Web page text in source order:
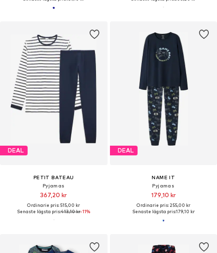
DEAL
PETIT BATEAU
Pyjamas
367,20 kr
Ordinarie pris: 515,00 kr
Senaste lägsta pris:413,10 kr-11%
DEAL
NAME IT
Pyjamas
179,10 kr
Ordinarie pris: 255,00 kr
Senaste lägsta pris:179,10 kr